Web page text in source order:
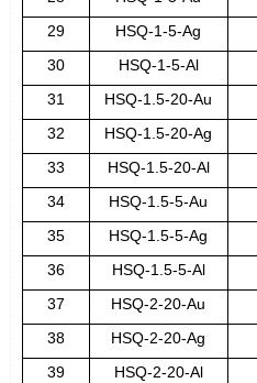
29
HSQ-1-5-Ag
30
HSQ-1-5-Al
31
HSQ-1.5-20-Au
32
HSQ-1.5-20-Ag
33
HSQ-1.5-20-Al
34
HSQ-1.5-5-Au
35
HSQ-1.5-5-Ag
36
HSQ-1.5-5-Al
37
HSQ-2-20-Au
38
HSQ-2-20-Ag
39
HSQ-2-20-Al